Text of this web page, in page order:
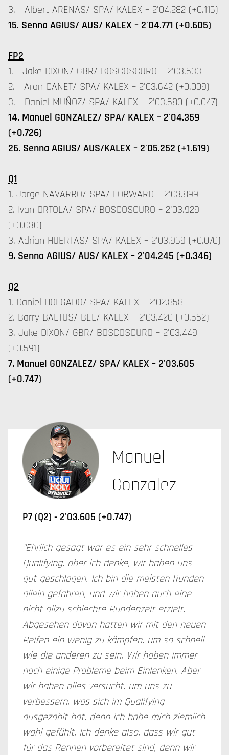
3. Albert ARENAS/ SPA/ KALEX – 2'04.282 (+0.116)
15. Senna AGIUS/ AUS/ KALEX – 2'04.771 (+0.605)
FP2
1. Jake DIXON/ GBR/ BOSCOSCURO – 2'03.633
2. Aron CANET/ SPA/ KALEX – 2'03.642 (+0.009)
3. Daniel MUÑOZ/ SPA/ KALEX – 2'03.680 (+0.047)
14. Manuel GONZALEZ/ SPA/ KALEX – 2'04.359
(+0.726)
26. Senna AGIUS/ AUS/KALEX – 2'05.252 (+1.619)
Q1
1. Jorge NAVARRO/ SPA/ FORWARD – 2'03.899
2. Ivan ORTOLA/ SPA/ BOSCOSCURO – 2'03.929
(+0.030)
3. Adrian HUERTAS/ SPA/ KALEX – 2'03.969 (+0.070)
9. Senna AGIUS/ AUS/ KALEX – 2'04.245 (+0.346)
Q2
1. Daniel HOLGADO/ SPA/ KALEX – 2'02.858
2. Barry BALTUS/ BEL/ KALEX – 2'03.420 (+0.562)
3. Jake DIXON/ GBR/ BOSCOSCURO – 2'03.449
(+0.591)
7. Manuel GONZALEZ/ SPA/ KALEX – 2'03.605
(+0.747)
Manuel
Gonzalez
P7 (Q2) - 2'03.605 (+0.747)
"Ehrlich gesagt war es ein sehr schnelles
Qualifying, aber ich denke, wir haben uns
gut geschlagen. Ich bin die meisten Runden
allein gefahren, und wir haben auch eine
nicht allzu schlechte Rundenzeit erzielt.
Abgesehen davon hatten wir mit den neuen
Reifen ein wenig zu kämpfen, um so schnell
wie die anderen zu sein. Wir haben immer
noch einige Probleme beim Einlenken. Aber
wir haben alles versucht, um uns zu
verbessern, was sich im Qualifying
ausgezahlt hat, denn ich habe mich ziemlich
wohl gefühlt. Ich denke also, dass wir gut
für das Rennen vorbereitet sind, denn wir